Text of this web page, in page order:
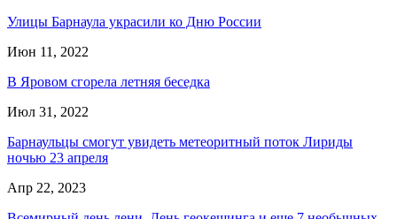
Улицы Барнаула украсили ко Дню России
Июн 11, 2022
В Яровом сгорела летняя беседка
Июл 31, 2022
Барнаульцы смогут увидеть метеоритный поток Лириды
ночью 23 апреля
Апр 22, 2023